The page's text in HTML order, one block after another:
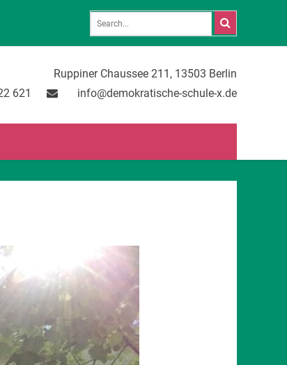
Ruppiner Chaussee 211, 13503 Berlin
621
info@demokratische-schule-x.de